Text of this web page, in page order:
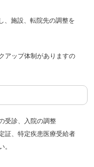
、施設、転院先の調整を
アップ体制がありますの
受診、入院の調整
証、特定疾患医療受給者
。